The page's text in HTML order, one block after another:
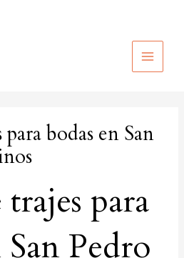
MAIN
bodas en San
para
Pedro